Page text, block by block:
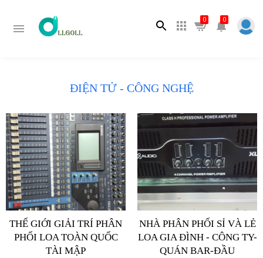
Tìm kiếm
0 0
ĐIỆN TỬ - CÔNG NGHỆ
THẾ GIỚI GIẢI TRÍ PHÂN
PHỐI LOA TOÀN QUỐC
TÀI MẬP
NHÀ PHÂN PHỐI SỈ VÀ LẺ
LOA GIA ĐÌNH - CÔNG TY-
QUÁN BAR-ĐẦU